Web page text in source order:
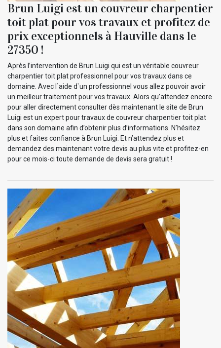
Brun Luigi est un couvreur charpentier
toit plat pour vos travaux et profitez de
prix exceptionnels à Hauville dans le
27350 !
Après l’intervention de Brun Luigi qui est un véritable couvreur
charpentier toit plat professionnel pour vos travaux dans ce
domaine. Avec l`aide d`un professionnel vous allez pouvoir avoir
un meilleur traitement pour vos travaux. Alors qu’attendez encore
pour aller directement consulter dès maintenant le site de Brun
Luigi est un expert pour travaux de couvreur charpentier toit plat
dans son domaine afin d’obtenir plus d’informations. N’hésitez
plus et faites confiance à Brun Luigi. Et n’attendez plus et
demandez des maintenant votre devis au plus vite et profitez-en
pour ce mois-ci toute demande de devis sera gratuit !